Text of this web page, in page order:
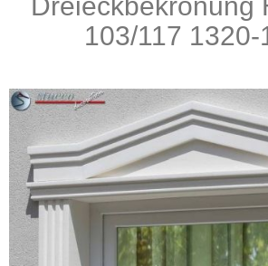
103/117 1320-